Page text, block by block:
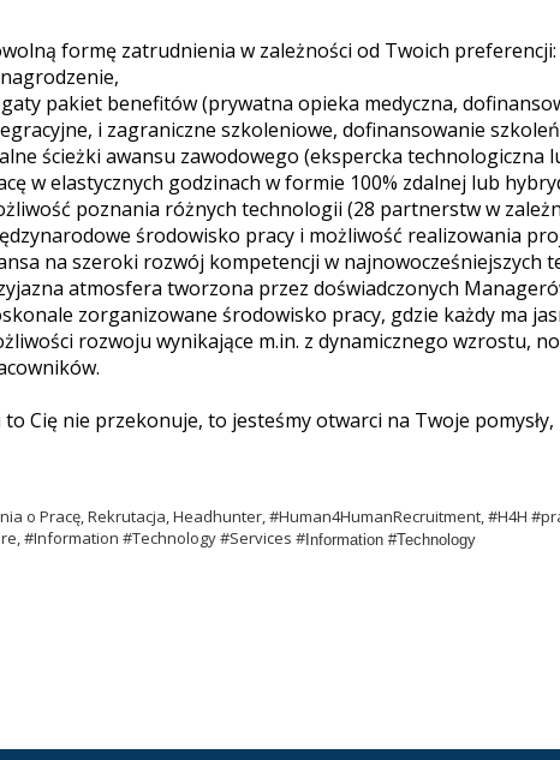
formę zatrudnienia w zależności od Twoich
pakiet benefitów (prywatna opieka medyczna,
i zagraniczne szkoleniowe, dofinansowanie
ścieżki awansu zawodowego (ekspercka technologiczna
w elastycznych godzinach w formie 100% zdalnej lub
poznania różnych technologii (28 partnerstw w
środowisko pracy i możliwość realizowania
na szeroki rozwój kompetencji w najnowocześniejszych
atmosfera tworzona przez doświadczonych
zorganizowane środowisko pracy, gdzie każdy ma
rozwoju wynikające m.in. z dynamicznego wzrostu,
to Cię nie przekonuje, to jesteśmy otwarci na Twoje pomysły,
o Pracę, Rekrutacja, Headhunter, #Human4HumanRecruitment, #H4H
#Information #Technology #Services # Information #Technology